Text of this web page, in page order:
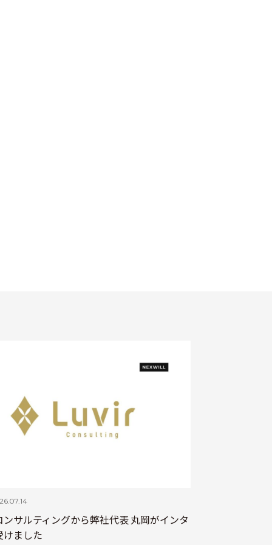
サルティングから弊社代表 丸岡がインタ
けました